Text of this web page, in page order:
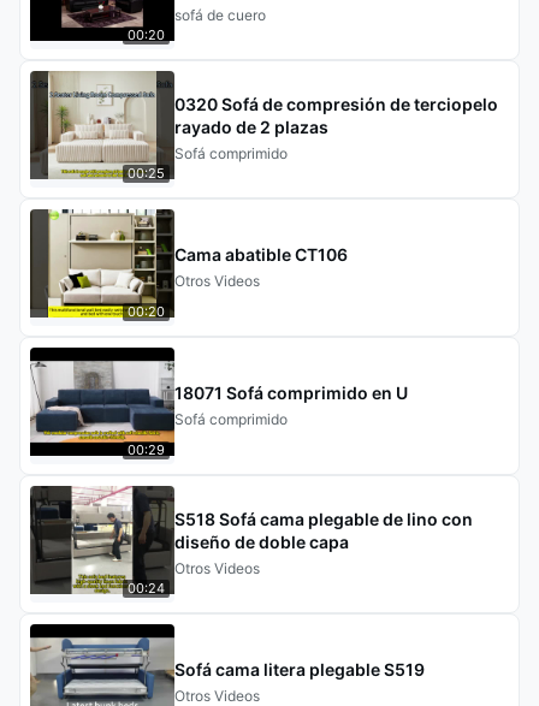
00:20
ocasiones de negocios
sofá de cuero
00:25
0320 Sofá de compresión de terciopelo
rayado de 2 plazas
Sofá comprimido
00:20
Cama abatible CT106
Otros Videos
00:29
18071 Sofá comprimido en U
Sofá comprimido
00:24
S518 Sofá cama plegable de lino con
diseño de doble capa
Otros Videos
Sofá cama litera plegable S519
Otros Videos